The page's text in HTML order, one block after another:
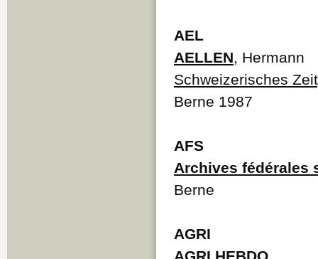
AEL
AELLEN , Hermann
Schweizerisches
Berne 1987
AFS
Archives fédérales
Berne
AGRI
AGRI HEBDO